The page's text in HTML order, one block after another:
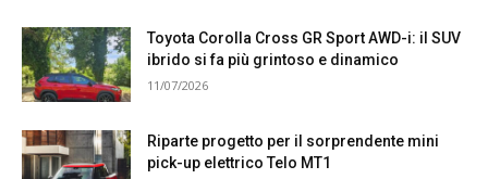
Toyota Corolla Cross GR Sport AWD-i: il SUV
ibrido si fa più grintoso e dinamico
11/07/2026
Riparte progetto per il sorprendente mini
pick-up elettrico Telo MT1